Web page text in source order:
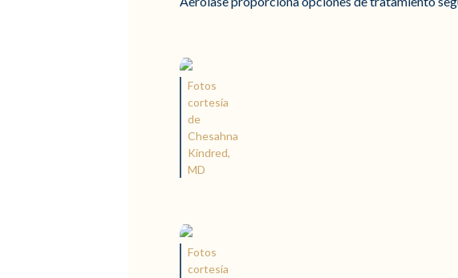
Fotos
cortesía
de
Chesahna
Kindred,
MD
Fotos
cortesía